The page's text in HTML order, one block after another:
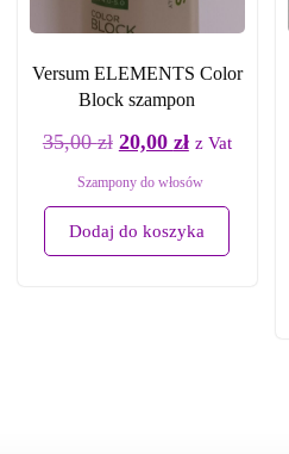
Versum ELEMENTS Color
Block szampon
35,00zł 20,00 zł z Vat
Szampony do włosów
Dodaj do koszyka